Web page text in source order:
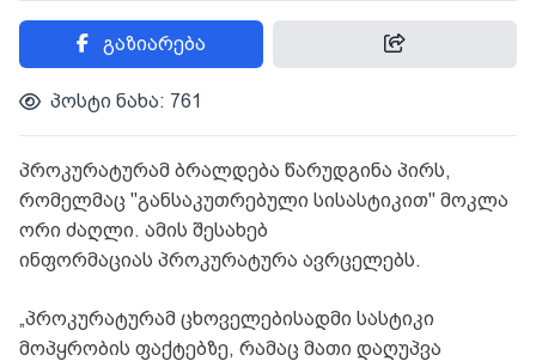
გაზიარება
პოსტი ნახა: 761
პროკურატურამ ბრალდება წარუდგინა პირს,
რომელმაც "განსაკუთრებული სისასტიკით" მოკლა
ორი ძაღლი. ამის შესახებ
ინფორმაციას პროკურატურა ავრცელებს.
„პროკურატურამ ცხოველებისადმი სასტიკი
მოპყრობის ფაქტებზე, რამაც მათი დაღუპვა